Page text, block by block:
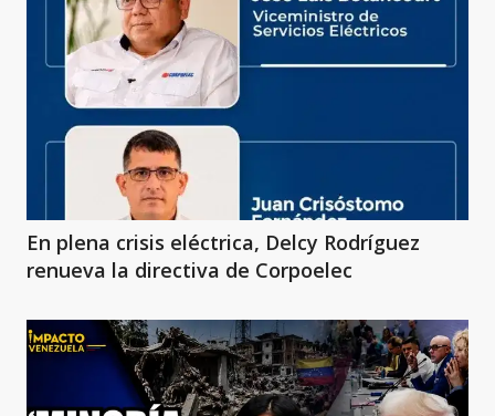
En plena crisis eléctrica, Delcy Rodríguez
renueva la directiva de Corpoelec